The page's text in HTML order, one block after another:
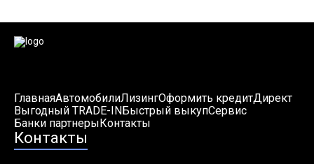
ГлавнаяАвтомобилиЛизингОформить кредитДирект
Выгодный TRADE-INБыстрый выкупСервис
Банки партнерыКонтакты
Контакты